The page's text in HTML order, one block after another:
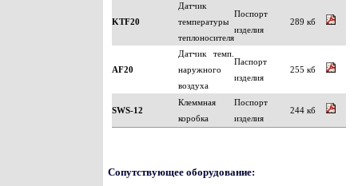
KTF20
Датчик
температуры
теплоносителя
Поспорт
изделия
289 кб
AF20
Датчик темп.
наружного
воздуха
Паспорт
изделия
255 кб
SWS-12
Клеммная
коробка
Поспорт
изделия
244 кб
Сопутствующее оборудование: